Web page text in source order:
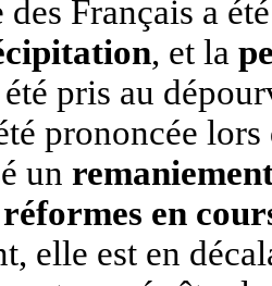
Français a
, et la
pris au
prononcée lors
un
en
elle est en